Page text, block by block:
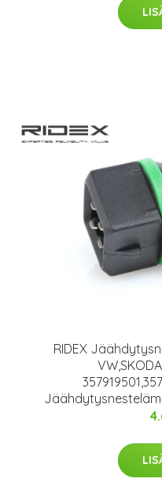
RIDEX